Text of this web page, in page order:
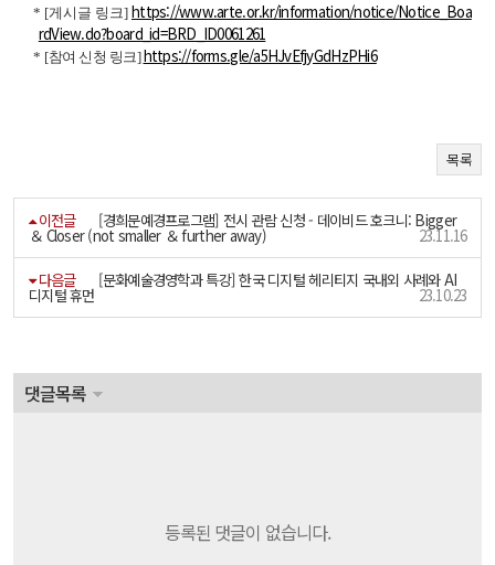
* [게시글 링크] https://www.arte.or.kr/information/notice/Notice_Boa
rdView.do?board_id=BRD_ID0061261
* [참여 신청 링크] https://forms.gle/a5HJvEfjyGdHzPHi6
목록
이전글 [경희문예경프로그램] 전시 관람 신청 - 데이비드 호크니: Bigger
＆ Closer (not smaller ＆ further away) 23.11.16
다음글 [문화예술경영학과 특강] 한국 디지털 헤리티지 국내외 사례와 AI
디지털 휴먼 23.10.23
댓글목록
등록된 댓글이 없습니다.